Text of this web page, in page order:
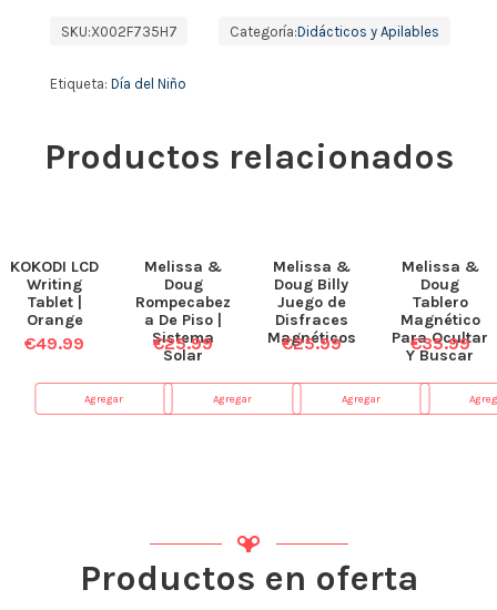
SKU:X002F735H7 Categoría:Didácticos y Apilables
Etiqueta: Día del Niño
Productos relacionados
KOKODI LCD
Writing
Tablet |
Orange
€49.99
Agregar
Melissa &
Doug
Rompecabez
a De Piso |
Sistema
Solar
€25.99
Agregar
Melissa &
Doug Billy
Juego de
Disfraces
Magnéticos
€25.99
Agregar
Melissa &
Doug
Tablero
Magnético
Para Ocultar
Y Buscar
€35.99
Productos en oferta